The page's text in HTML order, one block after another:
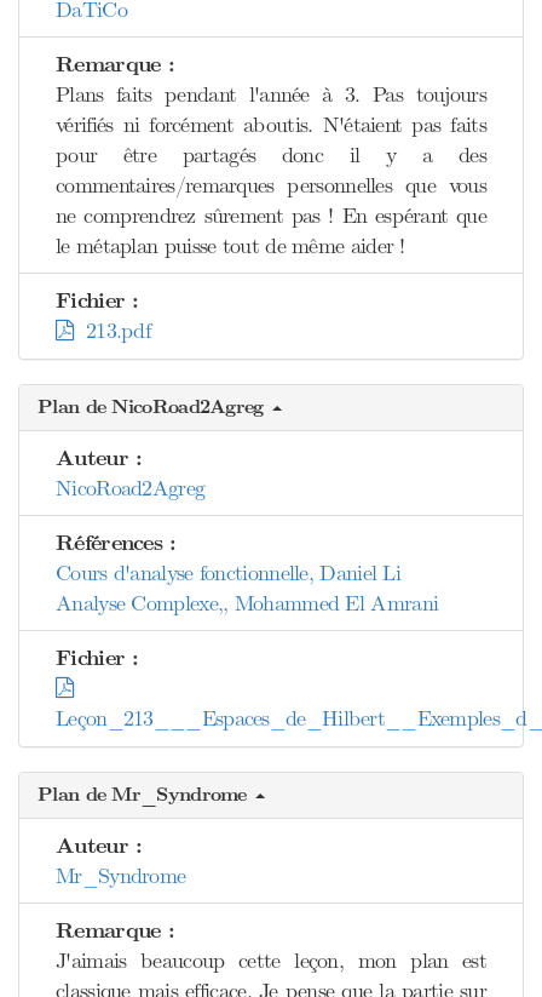
DaTiCo
Remarque :
Plans faits pendant l'année à 3. Pas toujours
vérifiés ni forcément aboutis. N'étaient pas faits
pour être partagés donc il y a des
commentaires/remarques personnelles que vous
ne comprendrez sûrement pas ! En espérant que
le métaplan puisse tout de même aider !
Fichier :
213.pdf
Plan de NicoRoad2Agreg
Auteur :
NicoRoad2Agreg
Références :
Cours d'analyse fonctionnelle, Daniel Li
Analyse Complexe,, Mohammed El Amrani
Fichier :
Plan de Mr_Syndrome
Auteur :
Mr_Syndrome
Remarque :
J'aimais beaucoup cette leçon, mon plan est
classique mais efficace. Je pense que la partie sur